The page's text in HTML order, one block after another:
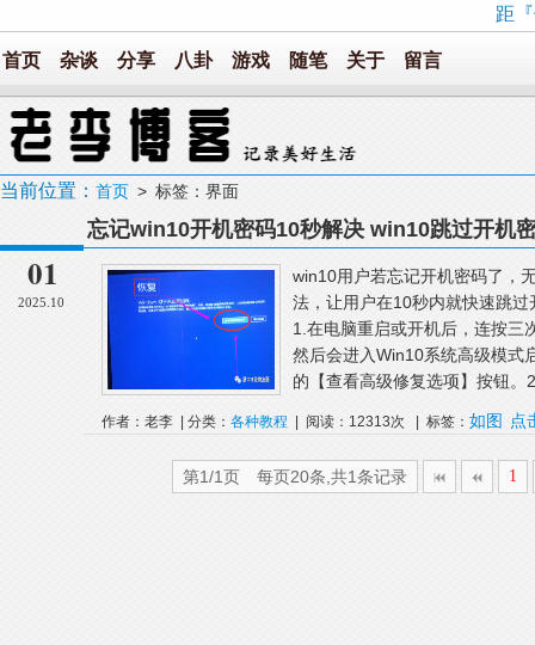
距
首页 杂谈 分享 八卦 游戏 随笔 关于 留言
当前位置： 首页 > 标签：界面
01
2025.10
忘记win10开机密码10秒解决 win10跳过开机
win10用户若忘记开机密码了，
法，让用户在10秒内就快速跳
1.在电脑重启或开机后，连按三
然后会进入Win10系统高级模式
的【查看高级修复选项】按钮。
作者：老李 | 分类： 各种教程 | 阅读：12313次 | 标签： 如图 点
第1/1页 每页20条,共1条记录 1